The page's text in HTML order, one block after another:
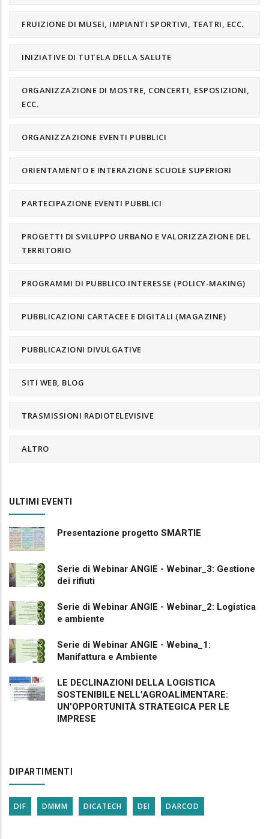
FRUIZIONE DI MUSEI, IMPIANTI SPORTIVI, TEATRI, ECC.
INIZIATIVE DI TUTELA DELLA SALUTE
ORGANIZZAZIONE DI MOSTRE, CONCERTI, ESPOSIZIONI,
ECC.
ORGANIZZAZIONE EVENTI PUBBLICI
ORIENTAMENTO E INTERAZIONE SCUOLE SUPERIORI
PARTECIPAZIONE EVENTI PUBBLICI
PROGETTI DI SVILUPPO URBANO E VALORIZZAZIONE DEL
TERRITORIO
PROGRAMMI DI PUBBLICO INTERESSE (POLICY-MAKING)
PUBBLICAZIONI CARTACEE E DIGITALI (MAGAZINE)
PUBBLICAZIONI DIVULGATIVE
SITI WEB, BLOG
TRASMISSIONI RADIOTELEVISIVE
ALTRO
ULTIMI EVENTI
Presentazione progetto SMARTIE
Serie di Webinar ANGIE - Webinar_3: Gestione
dei rifiuti
Serie di Webinar ANGIE - Webinar_2: Logistica
e ambiente
Serie di Webinar ANGIE - Webina_1:
Manifattura e Ambiente
LE DECLINAZIONI DELLA LOGISTICA
SOSTENIBILE NELL’AGROALIMENTARE:
UN’OPPORTUNITÀ STRATEGICA PER LE
IMPRESE
DIPARTIMENTI
DIF DMMM DICATECH DEI DARCOD